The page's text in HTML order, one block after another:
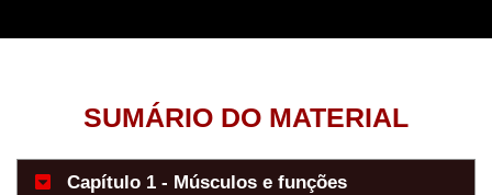
SUMÁRIO DO MATERIAL
Capítulo 1 - Músculos e funções